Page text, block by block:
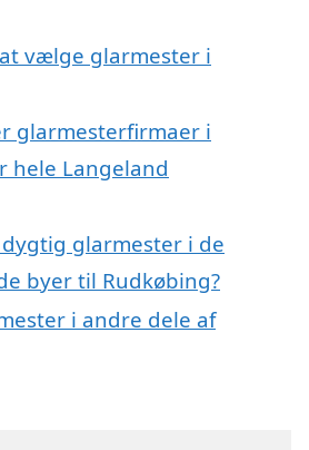
vælge glarmester i
glarmesterfirmaer i
hele Langeland
glarmester i de
byer til Rudkøbing?
i andre dele af